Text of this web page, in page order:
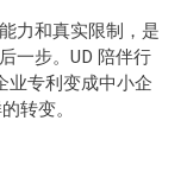
力和真实限制，是
一步。UD 陪伴行
业专利变成中小企
转变。